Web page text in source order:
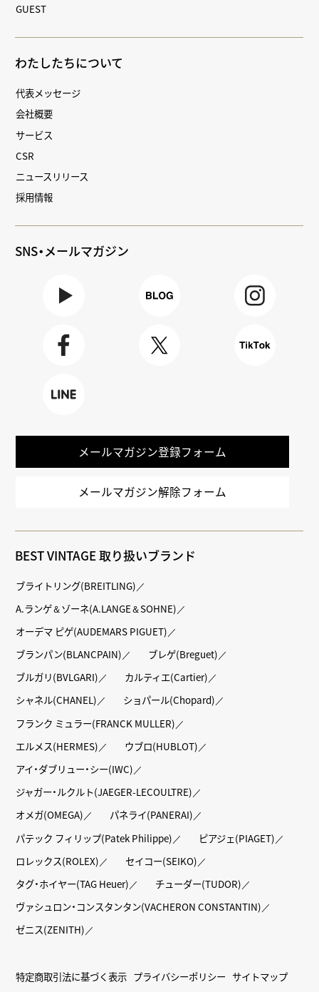
GUEST
わたしたちについて
代表メッセージ
会社概要
サービス
CSR
ニュースリリース
採用情報
SNS・メールマガジン
メールマガジン登録フォーム
メールマガジン解除フォーム
BEST VINTAGE 取り扱いブランド
ブライトリング(BREITLING)
A.ランゲ＆ゾーネ(A.LANGE＆SOHNE)
オーデマ ピゲ(AUDEMARS PIGUET)
ブランパン(BLANCPAIN)
ブレゲ(Breguet)
ブルガリ(BVLGARI)
カルティエ(Cartier)
シャネル(CHANEL)
ショパール(Chopard)
フランク ミュラー(FRANCK MULLER)
エルメス(HERMES)
ウブロ(HUBLOT)
アイ・ダブリュー・シー(IWC)
ジャガー・ルクルト(JAEGER-LECOULTRE)
オメガ(OMEGA)
パネライ(PANERAI)
パテック フィリップ(Patek Philippe)
ピアジェ(PIAGET)
ロレックス(ROLEX)
セイコー(SEIKO)
タグ・ホイヤー(TAG Heuer)
チューダー(TUDOR)
ヴァシュロン・コンスタンタン(VACHERON CONSTANTIN)
ゼニス(ZENITH)
特定商取引法に基づく表示 プライバシーポリシー サイトマップ